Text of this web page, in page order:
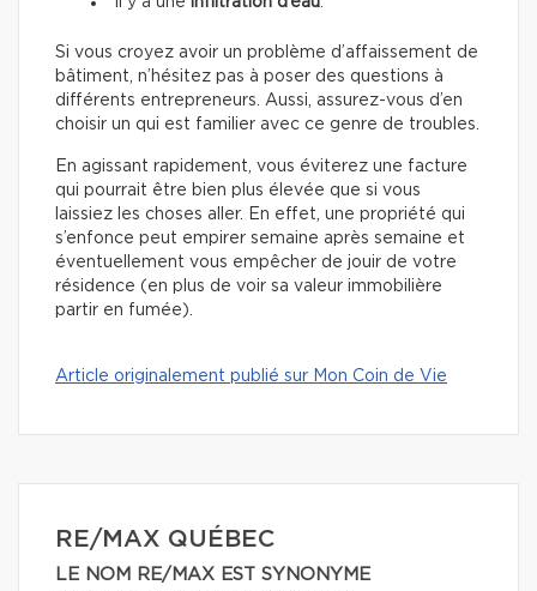
Si vous croyez avoir un problème d’affaissement de
bâtiment, n’hésitez pas à poser des questions à
différents entrepreneurs. Aussi, assurez-vous d’en
choisir un qui est familier avec ce genre de troubles.
En agissant rapidement, vous éviterez une facture
qui pourrait être bien plus élevée que si vous
laissiez les choses aller. En effet, une propriété qui
s’enfonce peut empirer semaine après semaine et
éventuellement vous empêcher de jouir de votre
résidence (en plus de voir sa valeur immobilière
partir en fumée).
Article originalement publié sur Mon Coin de Vie
RE/MAX QUÉBEC
LE NOM RE/MAX EST SYNONYME